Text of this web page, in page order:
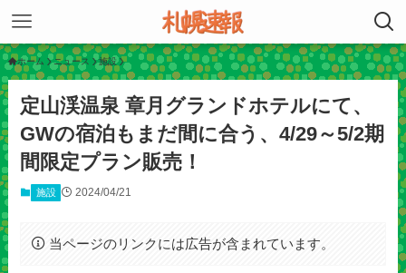
ホーム ニュース 施設
定山渓温泉 章月グランドホテルにて、
GWの宿泊もまだ間に合う、4/29～5/2期
間限定プラン販売！
施設 2024/04/21
当ページのリンクには広告が含まれています。